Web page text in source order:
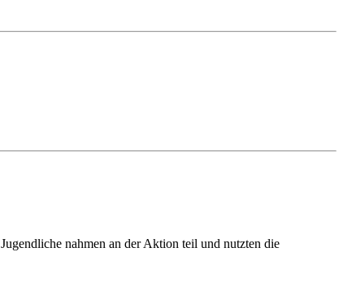
Jugendliche nahmen an der Aktion teil und nutzten die